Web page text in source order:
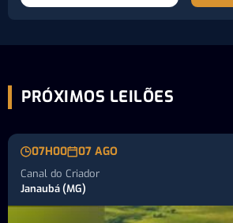
PRÓXIMOS LEILÕES
07H00 07 AGO
Canal do Criador
Janaubá (MG)